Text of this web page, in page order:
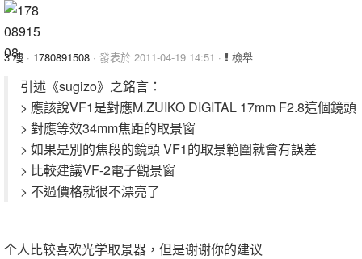
3 樓 · 1780891508 · 發表於 2011-04-19 14:51 · 檢舉
引述《sugizo》之銘言：
> 應該說VF1是對應M.ZUIKO DIGITAL 17mm F2.8這個鏡頭
> 對應等效34mm焦距的取景窗
> 如果是別的焦段的鏡頭 VF1的取景範圍就會有誤差
> 比較建議VF-2電子觀景窗
> 不過價格就很不漂亮了
个人比较喜欢光学取景器，但是谢谢你的建议